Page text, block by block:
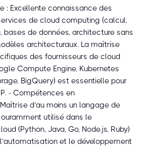
: Excellente connaissance des
de cloud computing (calcul,
bases de données, architecture sans
architecturaux. La maîtrise
des fournisseurs de cloud
Compute Engine, Kubernetes
BigQuery) est essentielle pour
- Compétences en
d’au moins un langage de
utilisé dans le
(Python, Java, Go, Node.js, Ruby)
et le développement